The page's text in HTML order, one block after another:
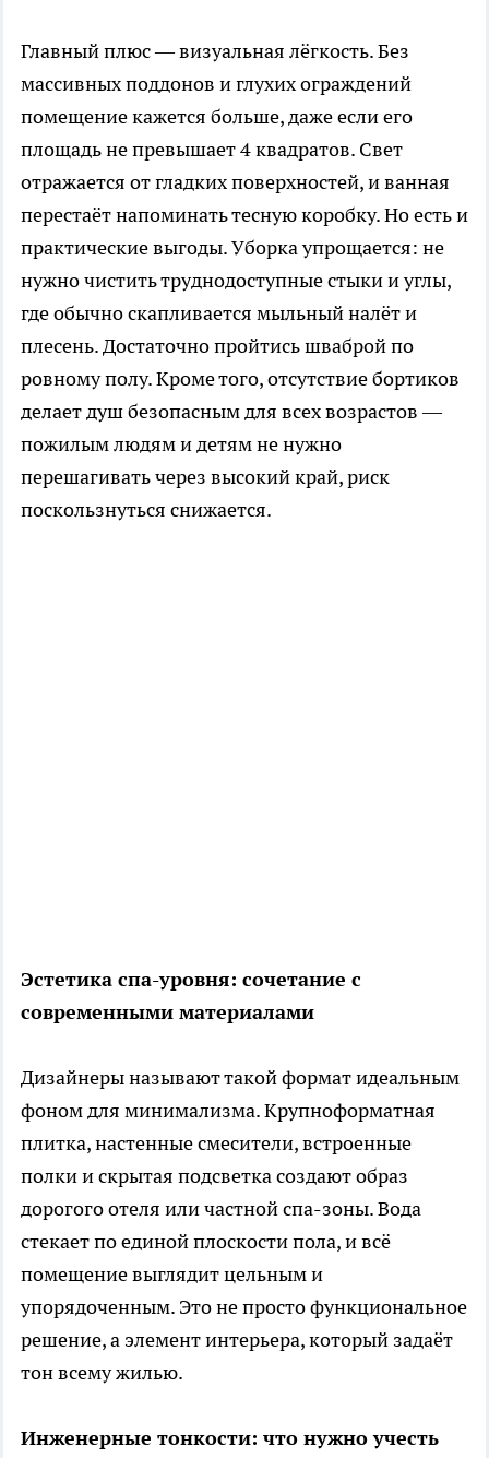
Главный плюс — визуальная лёгкость. Без
массивных поддонов и глухих ограждений
помещение кажется больше, даже если его
площадь не превышает 4 квадратов. Свет
отражается от гладких поверхностей, и ванная
перестаёт напоминать тесную коробку. Но есть и
практические выгоды. Уборка упрощается: не
нужно чистить труднодоступные стыки и углы,
где обычно скапливается мыльный налёт и
плесень. Достаточно пройтись шваброй по
ровному полу. Кроме того, отсутствие бортиков
делает душ безопасным для всех возрастов —
пожилым людям и детям не нужно
перешагивать через высокий край, риск
поскользнуться снижается.
Эстетика спа-уровня: сочетание с
современными материалами
Дизайнеры называют такой формат идеальным
фоном для минимализма. Крупноформатная
плитка, настенные смесители, встроенные
полки и скрытая подсветка создают образ
дорогого отеля или частной спа-зоны. Вода
стекает по единой плоскости пола, и всё
помещение выглядит цельным и
упорядоченным. Это не просто функциональное
решение, а элемент интерьера, который задаёт
тон всему жилью.
Инженерные тонкости: что нужно учесть